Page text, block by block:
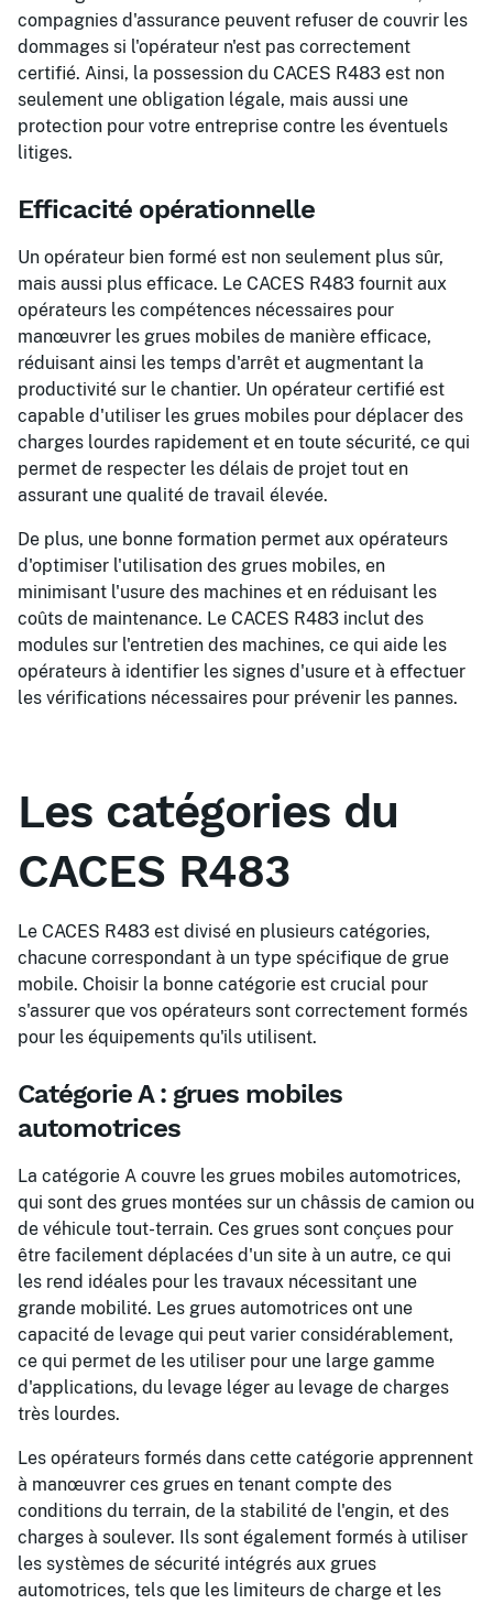
compagnies d'assurance peuvent refuser de couvrir les
dommages si l'opérateur n'est pas correctement
certifié. Ainsi, la possession du CACES R483 est non
seulement une obligation légale, mais aussi une
protection pour votre entreprise contre les éventuels
litiges.
Efficacité opérationnelle
Un opérateur bien formé est non seulement plus sûr,
mais aussi plus efficace. Le CACES R483 fournit aux
opérateurs les compétences nécessaires pour
manœuvrer les grues mobiles de manière efficace,
réduisant ainsi les temps d'arrêt et augmentant la
productivité sur le chantier. Un opérateur certifié est
capable d'utiliser les grues mobiles pour déplacer des
charges lourdes rapidement et en toute sécurité, ce qui
permet de respecter les délais de projet tout en
assurant une qualité de travail élevée.
De plus, une bonne formation permet aux opérateurs
d'optimiser l'utilisation des grues mobiles, en
minimisant l'usure des machines et en réduisant les
coûts de maintenance. Le CACES R483 inclut des
modules sur l'entretien des machines, ce qui aide les
opérateurs à identifier les signes d'usure et à effectuer
les vérifications nécessaires pour prévenir les pannes.
Les catégories du
CACES R483
Le CACES R483 est divisé en plusieurs catégories,
chacune correspondant à un type spécifique de grue
mobile. Choisir la bonne catégorie est crucial pour
s'assurer que vos opérateurs sont correctement formés
pour les équipements qu'ils utilisent.
Catégorie A : grues mobiles
automotrices
La catégorie A couvre les grues mobiles automotrices,
qui sont des grues montées sur un châssis de camion ou
de véhicule tout-terrain. Ces grues sont conçues pour
être facilement déplacées d'un site à un autre, ce qui
les rend idéales pour les travaux nécessitant une
grande mobilité. Les grues automotrices ont une
capacité de levage qui peut varier considérablement,
ce qui permet de les utiliser pour une large gamme
d'applications, du levage léger au levage de charges
très lourdes.
Les opérateurs formés dans cette catégorie apprennent
à manœuvrer ces grues en tenant compte des
conditions du terrain, de la stabilité de l'engin, et des
charges à soulever. Ils sont également formés à utiliser
les systèmes de sécurité intégrés aux grues
automotrices, tels que les limiteurs de charge et les